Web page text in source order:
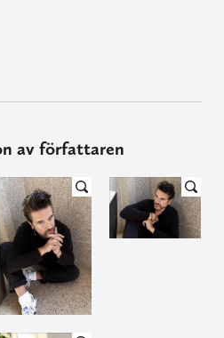
av författaren